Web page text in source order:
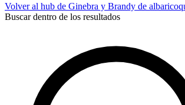
Volver al hub de Ginebra y Brandy de
Buscar dentro de los resultados